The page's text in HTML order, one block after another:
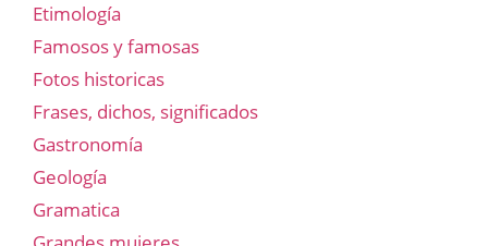
Etimología
Famosos y famosas
Fotos historicas
Frases, dichos, significados
Gastronomía
Geología
Gramatica